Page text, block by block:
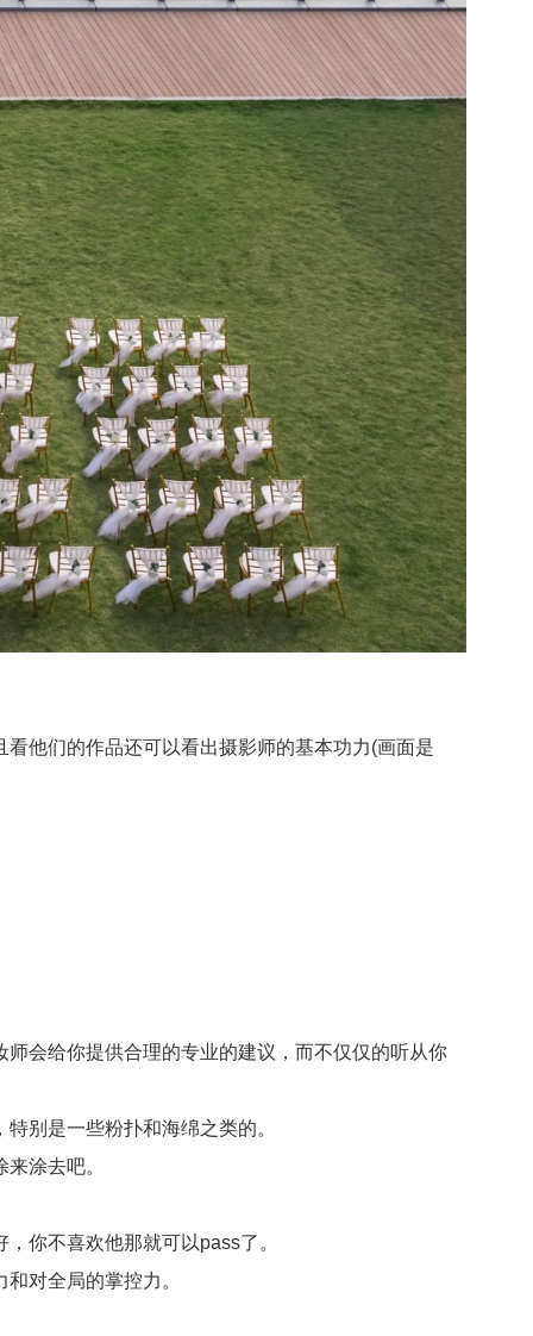
他们的作品还可以看出摄影师的基本功力(画面是
会给你提供合理的专业的建议，而不仅仅的听从你
别是一些粉扑和海绵之类的。
涂去吧。
你不喜欢他那就可以pass了。
对全局的掌控力。